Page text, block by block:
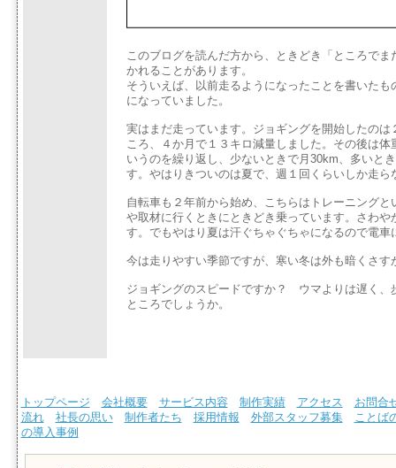
このブログを読んだ方から、ときどき「ところで
かれることがあります。
そういえば、以前走るようになったことを書いた
になっていました。
実はまだ走っています。ジョギングを開始したのは
ころ、４か月で１３キロ減量しました。その後は
いうのを繰り返し、少ないときで月30km、多いと
す。やはりきついのは夏で、週１回くらいしか走ら
自転車も２年前から始め、こちらはトレーニング
や取材に行くときにときどき乗っています。さわや
す。でもやはり夏は汗ぐちゃぐちゃになるので電車
今は走りやすい季節ですが、寒い冬は外も暗くさす
ジョギングのスピードですか？ ウマよりは遅く、
ところでしょうか。
トップページ 会社概要 サービス内容 制作実績 アクセス
お問合
流れ
社長の思い 制作者たち 採用情報 外部スタッフ募集
ことば
の導入事例